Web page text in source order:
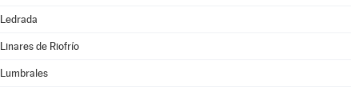
Ledrada
Linares de Riofrío
Lumbrales